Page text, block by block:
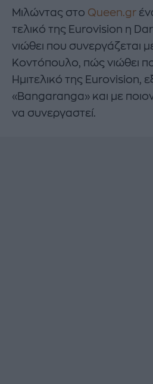
Mιλώντας στο Queen.gr
τελικό της Eurovision η
νιώθει που συνεργάζεται
Κοντόπουλο, πώς νιώθει
Ημιτελικό της Eurovision,
«Bangaranga» και με
να συνεργαστεί.